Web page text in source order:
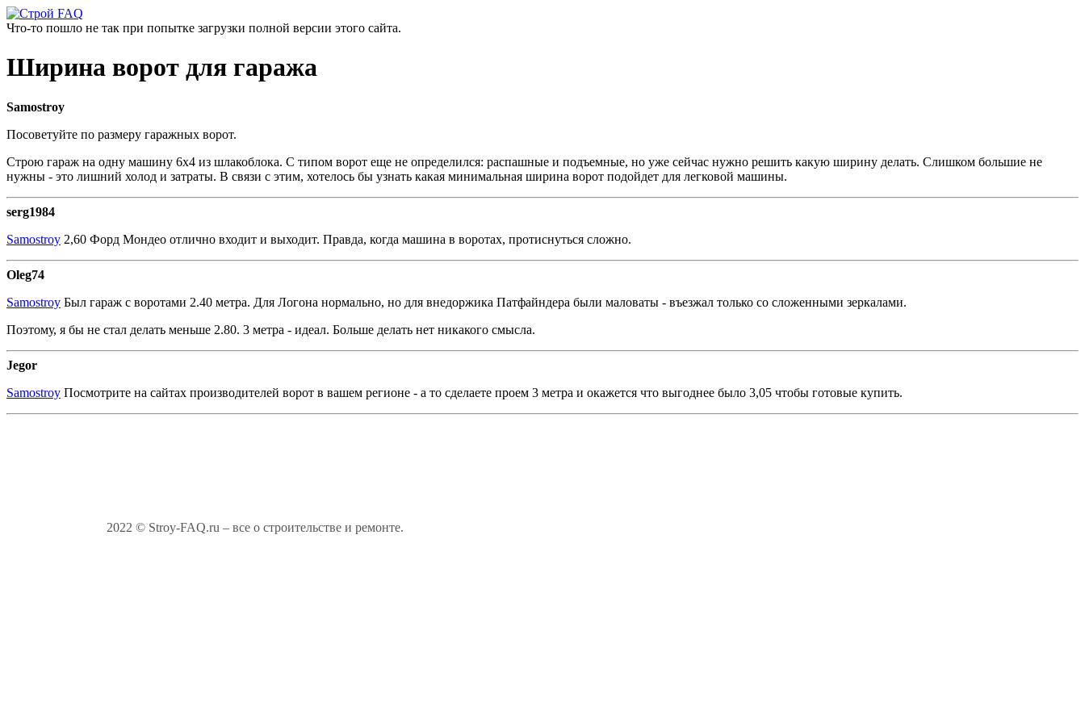
Что-то пошло не так при попытке загрузки полной версии этого сайта.
Ширина ворот для гаража
Samostroy
Посоветуйте по размеру гаражных ворот.
Строю гараж на одну машину 6х4 из шлакоблока. С типом ворот еще не определился: распашные и подъемные, но уже сейчас нужно решить какую ширину делать. Слишком большие не
нужны - это лишний холод и затраты. В связи с этим, хотелось бы узнать какая минимальная ширина ворот подойдет для легковой машины.
serg1984
Samostroy 2,60 Форд Мондео отлично входит и выходит. Правда, когда машина в воротах, протиснуться сложно.
Oleg74
Samostroy Был гараж с воротами 2.40 метра. Для Логона нормально, но для внедоржика Патфайндера были маловаты - въезжал только со сложенными зеркалами.
Поэтому, я бы не стал делать меньше 2.80. 3 метра - идеал. Больше делать нет никакого смысла.
Jegor
Samostroy Посмотрите на сайтах производителей ворот в вашем регионе - а то сделаете проем 3 метра и окажется что выгоднее было 3,05 чтобы готовые купить.
2022 © Stroy-FAQ.ru – все о строительстве и ремонте.